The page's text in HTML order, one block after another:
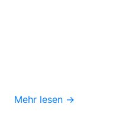
Mehr lesen →